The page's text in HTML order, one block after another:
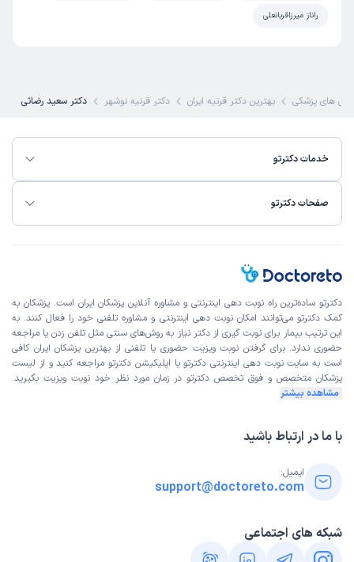
کاربر دکترتو
فوق العاده و فراتر از انتظار
علت مراجعه: قرمزی یا التهاب چشم
می تونست بهتر باشه و حتی دکتر می تونست توضیح بیشتری
درباره وضعیت چشمم بهم بده ، اما اینقدر که تعداد مریض زیاد
بود ، انگار دکتر خیلی وقت نمی ذاشت .
علت مراجعه: مشکلات بینایی (ضعیف شدن دید، دوربینی، نزدیک‌بینی، آستیگماتیسم)
این پزشک را پیشنهاد نمیکنم
Weri good
راناز میرزاقربانعلی
های پزشکی بهترین دکتر قرنیه ایران دکتر قرنیه نوشهر دکتر سعید رضائی
خدمات دکترتو
صفحات دکترتو
دکترتو ساده‌ترین راه نوبت‌ دهی اینترنتی و مشاوره آنلاین پزشکان ایران است. پزشکان به
کمک دکترتو می‌توانند امکان نوبت دهی اینترنتی و مشاوره تلفنی خود را فعال کنند. به
این ترتیب بیمار برای نوبت گیری از دکتر نیاز به روش‌های سنتی مثل تلفن زدن یا مراجعه
حضوری ندارد. برای گرفتن نوبت ویزیت حضوری یا تلفنی از بهترین پزشکان ایران کافی
است به سایت نوبت دهی اینترنتی دکترتو یا اپلیکیشن دکترتو مراجعه کنید و از لیست
پزشکان متخصص و فوق تخصص دکترتو در زمان مورد نظر خود نوبت ویزیت بگیرید.
مشاهده بیشتر
با ما در ارتباط باشید
ایمیل:
support@doctoreto.com
شبکه های اجتماعی